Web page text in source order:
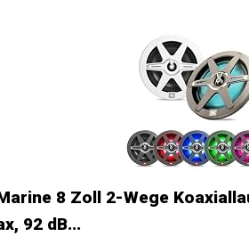
8 Zoll 2-Wege
92 dB...